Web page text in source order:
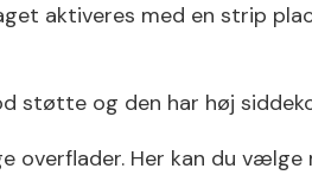
aktiveres med en strip
støtte og den har høj
overflader. Her kan du